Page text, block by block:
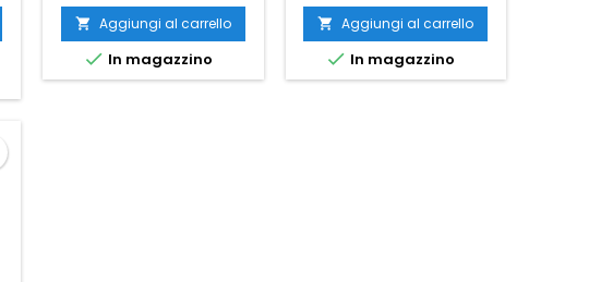
 Aggiungi al carrello
 In magazzino
 Aggiungi al carrello
 In magazzino